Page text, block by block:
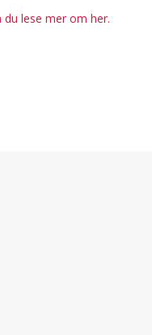
lese mer om her.